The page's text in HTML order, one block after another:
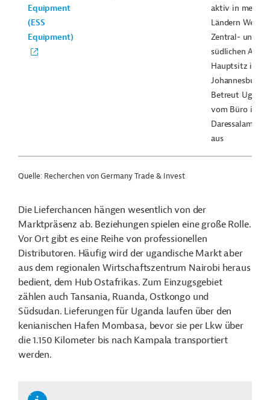
Equipment
(ESS
Equipment)
aktiv in
Ländern West-,
Zentral- und
südlichen
Hauptsitz ist in
Johannesburg.
Betreut Uganda
vom Büro in
Daressalam/
aus
Quelle: Recherchen von Germany Trade & Invest
Die Lieferchancen hängen wesentlich von der
Marktpräsenz ab. Beziehungen spielen eine große Rolle.
Vor Ort gibt es eine Reihe von professionellen
Distributoren. Häufig wird der ugandische Markt aber
aus dem regionalen Wirtschaftszentrum Nairobi heraus
bedient, dem Hub Ostafrikas. Zum Einzugsgebiet
zählen auch Tansania, Ruanda, Ostkongo und
Südsudan. Lieferungen für Uganda laufen über den
kenianischen Hafen Mombasa, bevor sie per Lkw über
die 1.150 Kilometer bis nach Kampala transportiert
werden.